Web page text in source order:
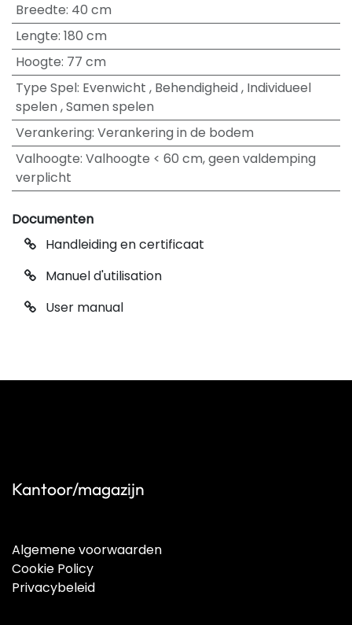
Breedte: 40 cm
Lengte: 180 cm
Hoogte: 77 cm
Type Spel: Evenwicht , Behendigheid, Individueel
spelen,Samen spelen
Verankering: Verankering in de bodem
Valhoogte: Valhoogte < 60 cm, geen valdemping
verplicht
Documenten
Handleiding en certificaat
Manuel d'utilisation
User manual
Kantoor/magazijn
Algemene voorwaarden
Cookie Policy
Privacybeleid